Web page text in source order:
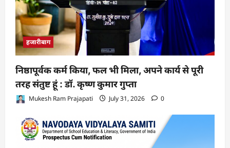
हजारीबाग
निष्ठापूर्वक कर्म किया, फल भी मिला, अपने कार्य से पूरी
तरह संतुष्ट हूं : डॉ. कृष्ण कुमार गुप्ता
Mukesh Ram Prajapati July 31, 2026 0